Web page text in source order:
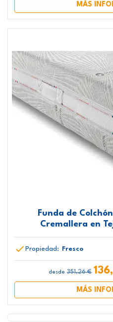
MÁS
Funda de
Cremallera en
Propiedad: Fresco
desde 351,26 €
MÁS